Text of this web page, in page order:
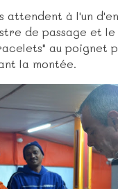
attendent à l'un
de passage et le
au poignet
la montée.